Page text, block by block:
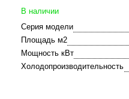
В наличии
Серия модели
Площадь м2
Мощность кВт
Холодопроизводительность